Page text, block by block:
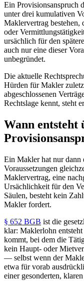
Ein Provisionsanspruch
unter drei kumulativen
Maklervertrag bestehen,
oder
ursächlich für den
auch nur eine dieser
unbegründet.
Die aktuelle
Hürden für Makler
abgeschlossenen
Rechtslage kennt, steht
Wann entsteht
Ein Makler hat nur dann
Voraussetzungen
Maklervertrag, eine
Ursächlichkeit für den
Säulen, besteht kein
Makler fordert.
§ 652 BGB ist die
klar: Maklerlohn
kommt, bei dem die
kein Haupt- oder
— selbst wenn der
etwa für vorab
einer gesonderten,